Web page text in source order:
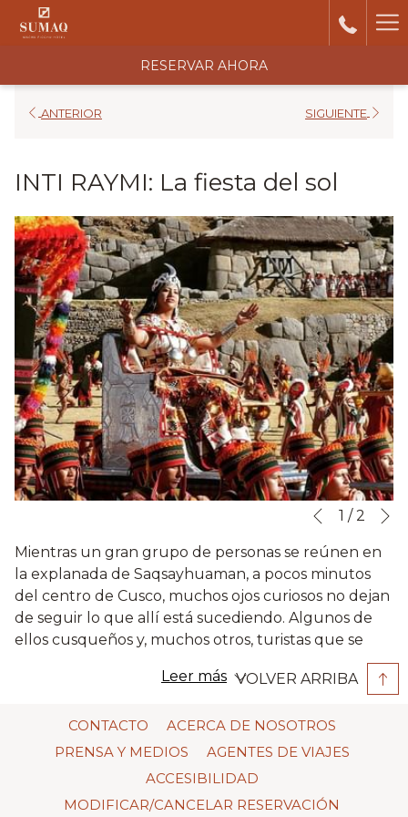
RESERVAR AHORA
ANTERIOR SIGUIENTE
INTI RAYMI: La fiesta del sol
Botones
control
de
la
presentación
de
diapositivas
Al
clic
en
los
siguientes
enlaces,
actualizará
contenido
anterior
Anterior
1 / 2
Mientras un gran grupo de personas se reúnen en
la explanada de Saqsayhuaman, a pocos minutos
del centro de Cusco, muchos ojos curiosos no dejan
de seguir lo que allí está sucediendo. Algunos de
ellos cusqueños y, muchos otros, turistas que se
cerca las coreografías y figuras que forman los
llevará a cabo la festividad más influyente de la
región. ¿Adivinan cuál es? Probablemente el título
les haya dado una pista. En efecto, se trata del Inti
Leer más VOLVER ARRIBA
CONTACTO
ACERCA DE NOSOTROS
PRENSA Y MEDIOS
AGENTES DE VIAJES
ACCESIBILIDAD
MODIFICAR/CANCELAR RESERVACIÓN